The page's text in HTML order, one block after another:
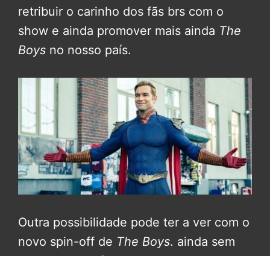
retribuir o carinho dos fãs brs com o
show e ainda promover mais ainda The
Boys no nosso país.
Outra possibilidade pode ter a ver com o
novo spin-off de The Boys. ainda sem